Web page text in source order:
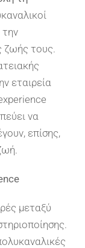
την
ζωής τους.
εταιρεία
να
επίσης,
μεταξύ